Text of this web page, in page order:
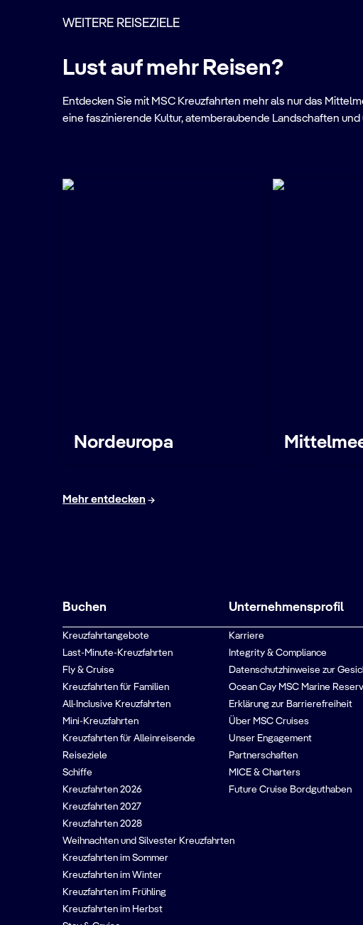
WEITERE REISEZIELE
Lust auf mehr Reisen?
Entdecken Sie mit MSC Kreuzfahrten mehr als nur das
eine faszinierende Kultur, atemberaubende Landschaften
Nordeuropa
Mehr entdecken
Buchen
Kreuzfahrtangebote
Last-Minute-Kreuzfahrten
Fly & Cruise
Kreuzfahrten für Familien
All-Inclusive Kreuzfahrten
Mini-Kreuzfahrten
Kreuzfahrten für Alleinreisende
Reiseziele
Schiffe
Kreuzfahrten 2026
Kreuzfahrten 2027
Kreuzfahrten 2028
Weihnachten und Silvester Kreuzfahrten
Kreuzfahrten im Sommer
Kreuzfahrten im Winter
Kreuzfahrten im Frühling
Kreuzfahrten im Herbst
Unternehmensprofil
Karriere
Integrity & Compliance
Datenschutzhinweise zur
Ocean Cay MSC Marine
Erklärung zur Barrierefreiheit
Über MSC Cruises
Unser Engagement
Partnerschaften
MICE & Charters
Future Cruise Bordguthaben